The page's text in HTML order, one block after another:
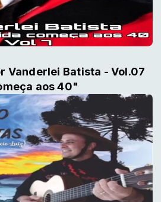
Vanderlei Batista - Vol.07
aos 40"